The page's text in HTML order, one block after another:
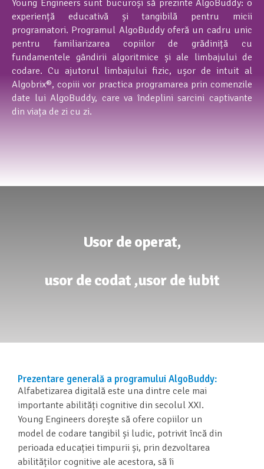
Young Engineers sunt bucuroși să prezinte AlgoBuddy: o
experiență educativă și tangibilă pentru micii
programatori. Programul AlgoBuddy oferă un cadru unic
pentru familiarizarea copiilor de grădiniță cu
fundamentele gândirii algoritmice și ale limbajului de
codare. Cu ajutorul limbajului fizic, ușor de intuit al
Algobrix®, copiii vor practica programarea prin comenzile
date lui AlgoBuddy, care va îndeplini sarcini captivante
din viața de zi cu zi.
Usor de operat,
usor de codat ,usor de iubit
Prezentare generală a programului AlgoBuddy:
Alfabetizarea digitală este una dintre cele mai
importante abilități cognitive din secolul XXI.
Young Engineers dorește să ofere copiilor un
model de codare tangibil și ludic, potrivit încă din
perioada educației timpurii și, prin dezvoltarea
abilităților cognitive ale acestora, să îi